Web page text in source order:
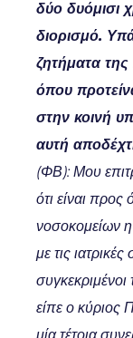
δύο δυόμισι
διορισμό.
ζητήματα
όπου
στην κοινή
αυτή
(ΦΒ): Μου
ότι είναι
νοσοκομείων
με τις
είπε ο